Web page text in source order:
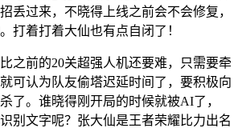
丢过来，不晓得上线之前会不会修复，
打着打着大仙也有点自闭了！
前的20关超强人机还要难，只需要牵
可认为队友偷塔迟延时间了，要积极向
了。谁晓得刚开局的时候就被AI了，
别文字呢？张大仙是王者荣耀比力出名